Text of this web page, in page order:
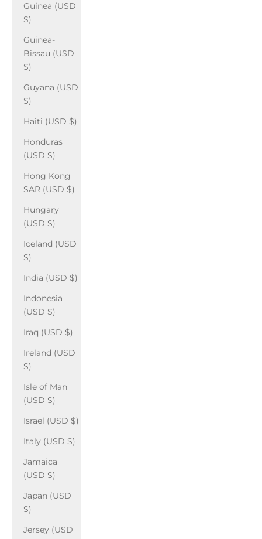
Guinea (USD
$)
Guinea-
Bissau (USD
$)
Guyana (USD
$)
Haiti (USD $)
Honduras
(USD $)
Hong Kong
SAR (USD $)
Hungary
(USD $)
Iceland (USD
$)
India (USD $)
Indonesia
(USD $)
Iraq (USD $)
Ireland (USD
$)
Isle of Man
(USD $)
Israel (USD $)
Italy (USD $)
Jamaica
(USD $)
Japan (USD
$)
Jersey (USD